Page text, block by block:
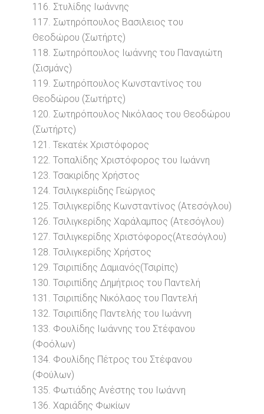
116. Στυλίδης Ιωάννης
117. Σωτηρόπουλος Βασιλειος του
Θεοδώρου (Σωτήρτς)
118. Σωτηρόπουλος Ιωάννης του Παναγιώτη
(Σισμάνς)
119. Σωτηρόπουλος Κωνσταντίνος του
Θεοδώρου (Σωτήρτς)
120. Σωτηρόπουλος Νικόλαος του Θεοδώρου
(Σωτήρτς)
121. Τεκατέκ Χριστόφορος
122. Τοπαλίδης Χριστόφορος του Ιωάννη
123. Τσακιρίδης Χρήστος
124. Τσιλιγκερίιδης Γεώργιος
125. Τσιλιγκερίδης Κωνσταντίνος (Ατεσόγλου)
126. Τσιλιγκερίδης Χαράλαμπος (Ατεσόγλου)
127. Τσιλιγκερίδης Χριστόφορος(Ατεσόγλου)
128. Τσιλιγκερίδης Χρήστος
129. Τσιριπίδης Δαμιανός(Τσιρίπς)
130. Τσιριπίδης Δημήτριος του Παντελή
131. Τσιριπίδης Νικόλαος του Παντελή
132. Τσιριπίδης Παντελής του Ιωάννη
133. Φουλίδης Ιωάννης του Στέφανου
(Φοόλων)
134. Φουλίδης Πέτρος του Στέφανου
(Φούλων)
135. Φωτιάδης Ανέστης του Ιωάννη
136. Χαριάδης Φωκίων